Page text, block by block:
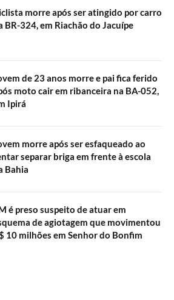
morre após ser atingido por carro
BR-324, em Riachão do Jacuípe
de 23 anos morre e pai fica ferido
moto cair em ribanceira na BA-052,
Ipirá
morre após ser esfaqueado ao
separar briga em frente à escola
Bahia
é preso suspeito de atuar em
de agiotagem que movimentou
10 milhões em Senhor do Bonfim